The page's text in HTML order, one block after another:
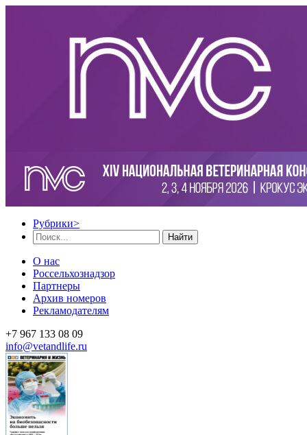
Рубрики>
Найти
О нас
Россельхознадзор
Партнеры
Архив номеров
Рекламодателям
+7 967 133 08 09
info@vetandlife.ru